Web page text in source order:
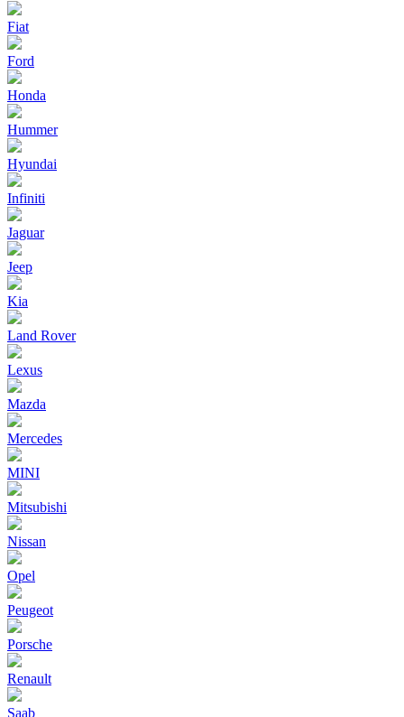
Fiat
Ford
Honda
Hummer
Hyundai
Infiniti
Jaguar
Jeep
Kia
Land Rover
Lexus
Mazda
Mercedes
MINI
Mitsubishi
Nissan
Opel
Peugeot
Porsche
Renault
Saab